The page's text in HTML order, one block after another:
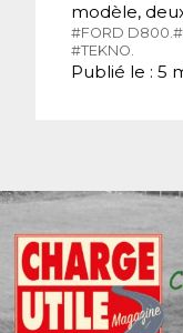
modèle,
#FORD D800.
#TEKNO.
Publié le : 5